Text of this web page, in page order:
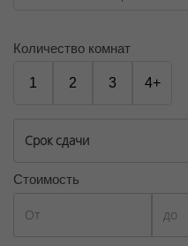
Количество комнат
1 2 3 4+
Срок сдачи
Стоимость